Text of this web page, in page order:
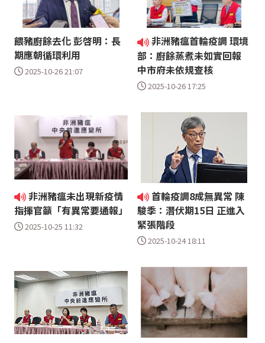
餵豬廚餘去化 彭啓明：長
期應朝循環利用
2025-10-26 21:07
非洲豬瘟首輪疫調 環境
部：廚餘蒸煮未如實回報
中市府未依規查核
2025-10-26 17:25
非洲豬瘟未出現新疫情
指揮官籲「有異常要通報」
2025-10-25 11:32
首輪疫調8成無異常 陳
駿季：潛伏期15日 正進入
緊張階段
2025-10-24 18:11